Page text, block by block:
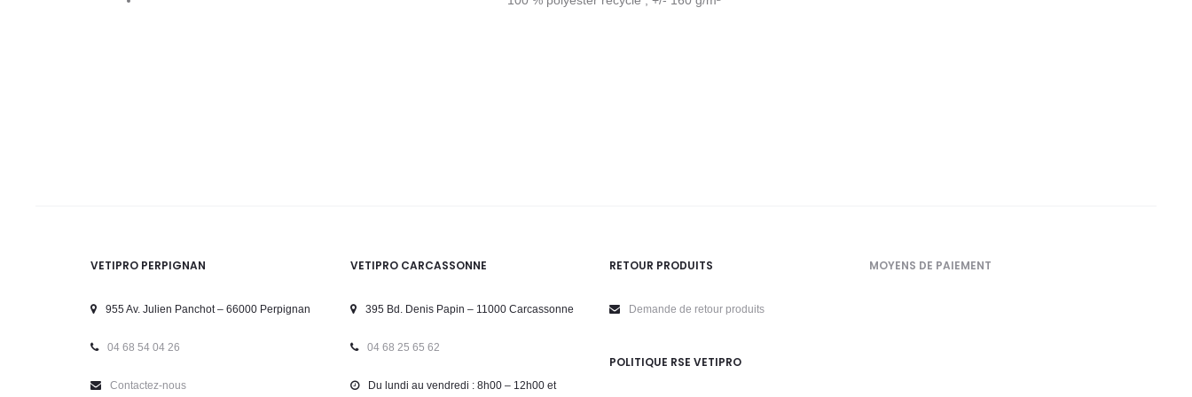
VETIPRO PERPIGNAN
955 Av. Julien Panchot – 66000 Perpignan
04 68 54 04 26
Contactez-nous
VETIPRO CARCASSONNE
395 Bd. Denis Papin – 11000 Carcassonne
04 68 25 65 62
Du lundi au vendredi : 8h00 – 12h00 et
RETOUR PRODUITS
Demande de retour produits
POLITIQUE RSE VETIPRO
MOYENS DE PAIEMENT